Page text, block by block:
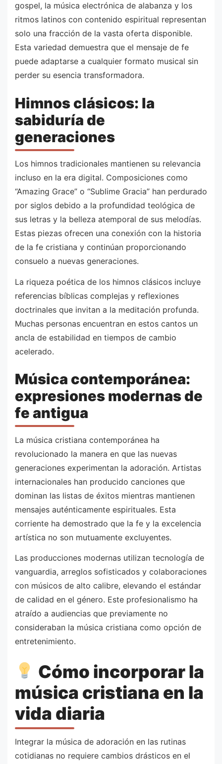
gospel, la música electrónica de alabanza y los
ritmos latinos con contenido espiritual representan
solo una fracción de la vasta oferta disponible.
Esta variedad demuestra que el mensaje de fe
puede adaptarse a cualquier formato musical sin
perder su esencia transformadora.
Himnos clásicos: la
sabiduría de
generaciones
Los himnos tradicionales mantienen su relevancia
incluso en la era digital. Composiciones como
“Amazing Grace” o “Sublime Gracia” han perdurado
por siglos debido a la profundidad teológica de
sus letras y la belleza atemporal de sus melodías.
Estas piezas ofrecen una conexión con la historia
de la fe cristiana y continúan proporcionando
consuelo a nuevas generaciones.
La riqueza poética de los himnos clásicos incluye
referencias bíblicas complejas y reflexiones
doctrinales que invitan a la meditación profunda.
Muchas personas encuentran en estos cantos un
ancla de estabilidad en tiempos de cambio
acelerado.
Música contemporánea:
expresiones modernas de
fe antigua
La música cristiana contemporánea ha
revolucionado la manera en que las nuevas
generaciones experimentan la adoración. Artistas
internacionales han producido canciones que
dominan las listas de éxitos mientras mantienen
mensajes auténticamente espirituales. Esta
corriente ha demostrado que la fe y la excelencia
artística no son mutuamente excluyentes.
Las producciones modernas utilizan tecnología de
vanguardia, arreglos sofisticados y colaboraciones
con músicos de alto calibre, elevando el estándar
de calidad en el género. Este profesionalismo ha
atraído a audiencias que previamente no
consideraban la música cristiana como opción de
entretenimiento.
Cómo incorporar la
música cristiana en la
vida diaria
Integrar la música de adoración en las rutinas
cotidianas no requiere cambios drásticos en el